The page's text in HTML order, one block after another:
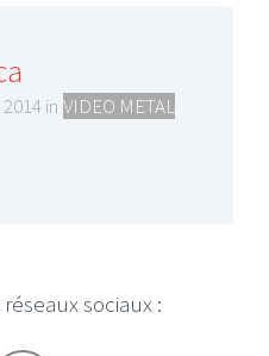
in VIDEO METAL
sociaux :